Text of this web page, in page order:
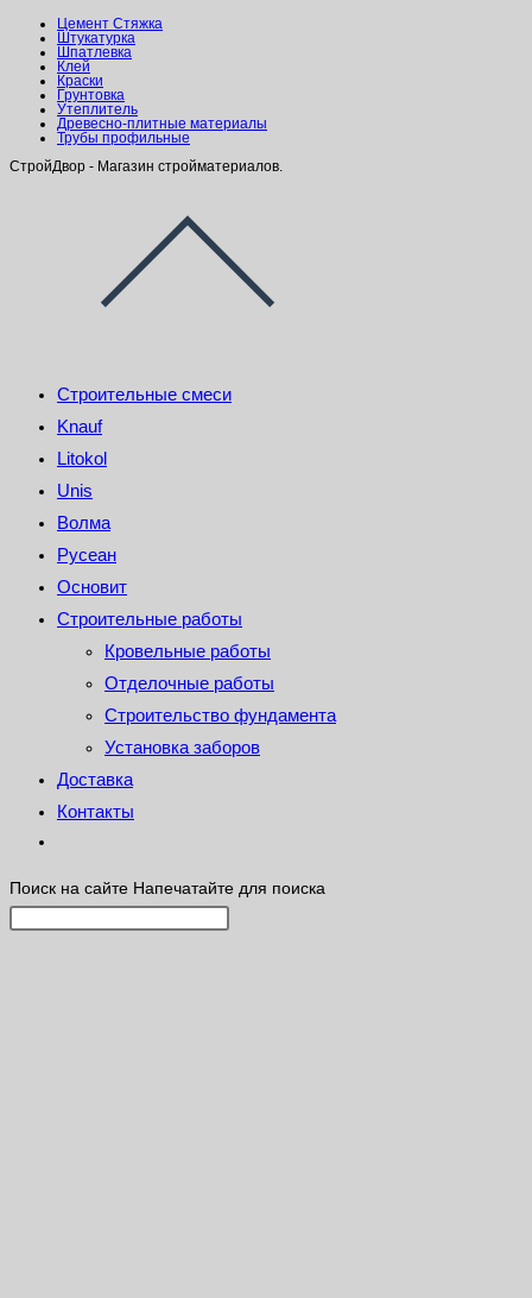
Цемент Стяжка
Штукатурка
Шпатлевка
Клей
Краски
Грунтовка
Утеплитель
Древесно-плитные материалы
Трубы профильные
СтройДвор - Магазин стройматериалов.
Строительные смеси
Knauf
Litokol
Unis
Волма
Русеан
Основит
Строительные работы
Кровельные работы
Отделочные работы
Строительство фундамента
Установка заборов
Доставка
Контакты
Поиск на сайте Напечатайте для поиска